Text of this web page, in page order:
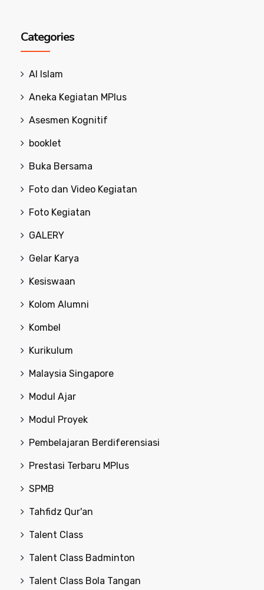
Categories
Al Islam
Aneka Kegiatan MPlus
Asesmen Kognitif
booklet
Buka Bersama
Foto dan Video Kegiatan
Foto Kegiatan
GALERY
Gelar Karya
Kesiswaan
Kolom Alumni
Kombel
Kurikulum
Malaysia Singapore
Modul Ajar
Modul Proyek
Pembelajaran Berdiferensiasi
Prestasi Terbaru MPlus
SPMB
Tahfidz Qur'an
Talent Class
Talent Class Badminton
Talent Class Bola Tangan